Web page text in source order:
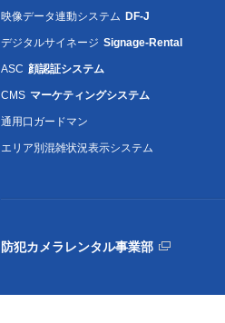
映像データ連動システム DF-J
デジタルサイネージ Signage-Rental
ASC 顔認証システム
CMS マーケティングシステム
通用口ガードマン
エリア別混雑状況表示システム
防犯カメラレンタル事業部